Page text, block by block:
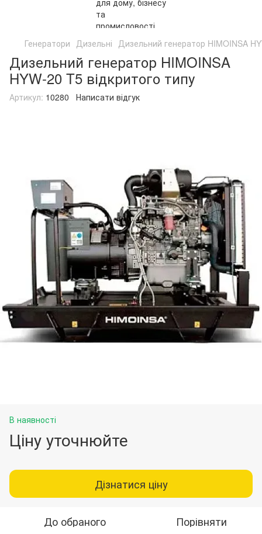
Генератори Дизельні Дизельний генератор HIMOINSA
Дизельний генератор HIMOINSA
HYW-20 T5 відкритого типу
Артикул: 10280 Написати відгук
В наявності
Ціну уточнюйте
Дізнатися ціну
До обраного Порівняти